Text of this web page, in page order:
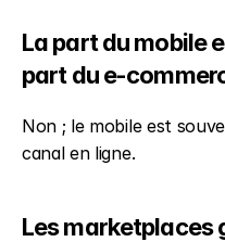
La part du mobile
part du e-
Non ; le mobile est
canal en ligne.
Les marketplaces